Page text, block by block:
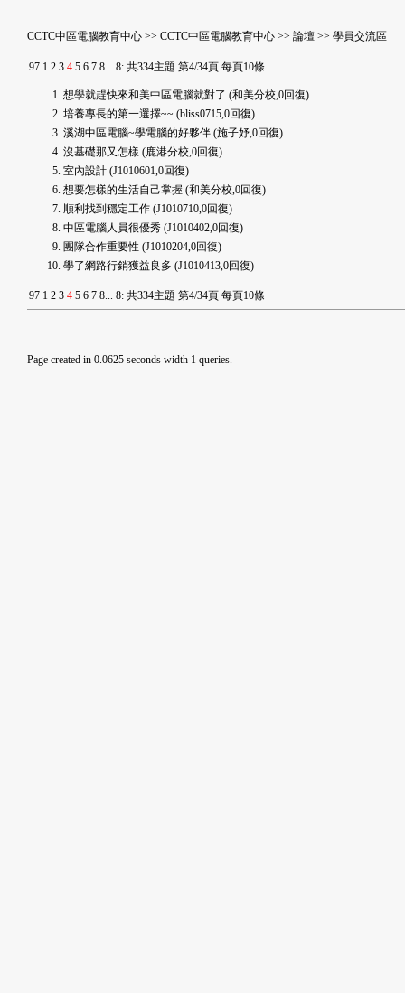
CCTC中區電腦教育中心 >> CCTC中區電腦教育中心 >> 論壇 >> 學員交流區
97 1 2 3 4 5 6 7 8... 8: 共334主題 第4/34頁 每頁10條
想學就趕快來和美中區電腦就對了 (和美分校,0回復)
培養專長的第一選擇~~ (bliss0715,0回復)
溪湖中區電腦~學電腦的好夥伴 (施子妤,0回復)
沒基礎那又怎樣 (鹿港分校,0回復)
室內設計 (J1010601,0回復)
想要怎樣的生活自己掌握 (和美分校,0回復)
順利找到穩定工作 (J1010710,0回復)
中區電腦人員很優秀 (J1010402,0回復)
團隊合作重要性 (J1010204,0回復)
學了網路行銷獲益良多 (J1010413,0回復)
97 1 2 3 4 5 6 7 8... 8: 共334主題 第4/34頁 每頁10條
Page created in 0.0625 seconds width 1 queries.